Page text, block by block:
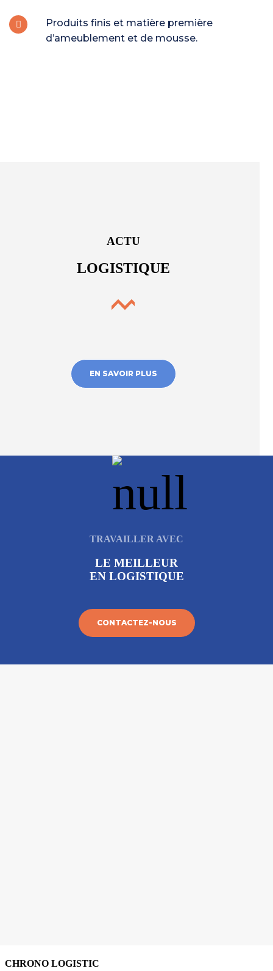
Produits finis et matière première
d’ameublement et de mousse.
ACTU
LOGISTIQUE
EN SAVOIR PLUS
TRAVAILLER AVEC
LE MEILLEUR
EN LOGISTIQUE
CONTACTEZ-NOUS
CHRONO LOGISTIC